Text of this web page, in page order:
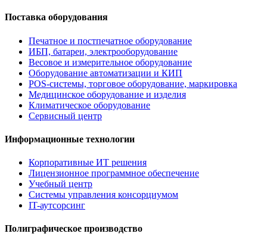
Поставка оборудования
Печатное и постпечатное оборудование
ИБП, батареи, электрооборудование
Весовое и измерительное оборудование
Оборудование автоматизации и КИП
POS-системы, торговое оборудование, маркировка
Медицинское оборудование и изделия
Климатическое оборудование
Сервисный центр
Информационные технологии
Корпоративные ИТ решения
Лицензионное программное обеспечение
Учебный центр
Системы управления консорциумом
IT-аутсорсинг
Полиграфическое производство